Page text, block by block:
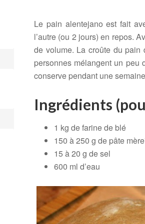
Le pain alentejano est fait
l’autre (ou 2 jours) en repos.
de volume. La croûte du pain
personnes mélangent un
conserve pendant une
Ingrédients
1 kg de farine de blé
150 à 250 g de pâte
15 à 20 g de sel
600 ml d’eau